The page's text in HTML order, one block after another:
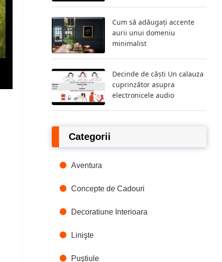
Cum să adăugați accente
aurii unui domeniu
minimalist
Decinde de căști Un calauza
cuprinzător asupra
electronicele audio
Categorii
Aventura
Concepte de Cadouri
Decoratiune Interioara
Linişte
Puştiule